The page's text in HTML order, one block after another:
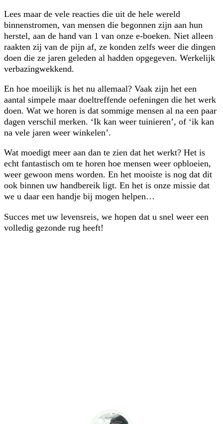
Lees maar de vele reacties die uit de hele wereld
binnenstromen, van mensen die begonnen zijn aan hun
herstel, aan de hand van 1 van onze e-boeken. Niet alleen
raakten zij van de pijn af, ze konden zelfs weer die dingen
doen die ze jaren geleden al hadden opgegeven. Werkelijk
verbazingwekkend.
En hoe moeilijk is het nu allemaal? Vaak zijn het een
aantal simpele maar doeltreffende oefeningen die het werk
doen. Wat we horen is dat sommige mensen al na een paar
dagen verschil merken. ‘Ik kan weer tuinieren’, of ‘ik kan
na vele jaren weer winkelen’.
Wat moedigt meer aan dan te zien dat het werkt? Het is
echt fantastisch om te horen hoe mensen weer opbloeien,
weer gewoon mens worden. En het mooiste is nog dat dit
ook binnen uw handbereik ligt. En het is onze missie dat
we u daar een handje bij mogen helpen…
Succes met uw levensreis, we hopen dat u snel weer een
volledig gezonde rug heeft!